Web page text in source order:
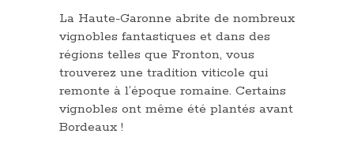
La Haute-Garonne abrite de nombreux
vignobles fantastiques et dans des
régions telles que Fronton, vous
trouverez une tradition viticole qui
remonte à l’époque romaine. Certains
vignobles ont même été plantés avant
Bordeaux !